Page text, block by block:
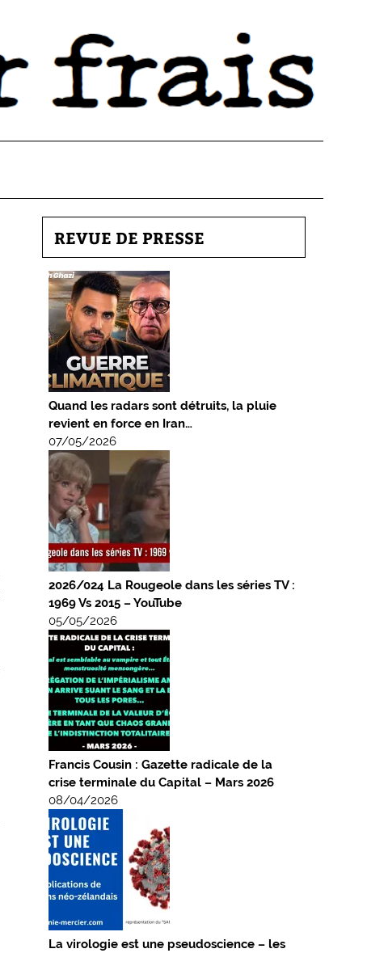
REVUE DE PRESSE
Quand les radars sont détruits, la pluie
revient en force en Iran…
07/05/2026
2026/024 La Rougeole dans les séries TV :
1969 Vs 2015 – YouTube
05/05/2026
Francis Cousin : Gazette radicale de la
crise terminale du Capital – Mars 2026
08/04/2026
La virologie est une pseudoscience – les